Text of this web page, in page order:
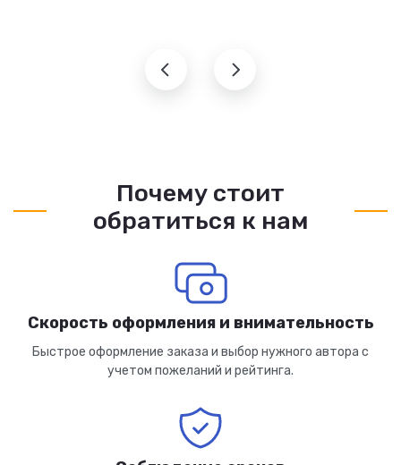
Почему стоит
обратиться к нам
Скорость оформления и внимательность
Быстрое оформление заказа и выбор нужного автора с
учетом пожеланий и рейтинга.